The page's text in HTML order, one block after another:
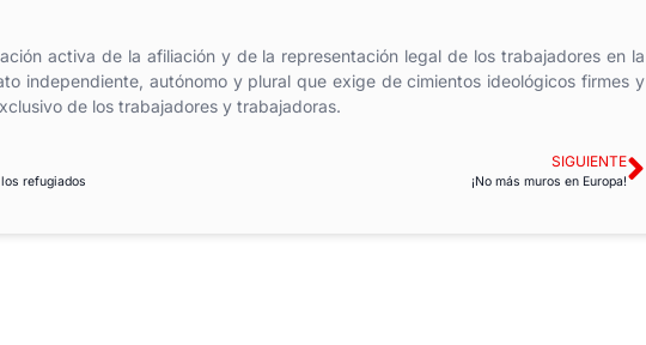
activa de la afiliación y de la representación legal de los trabajadores en la
independiente, autónomo y plural que exige de cimientos ideológicos firmes y
de los trabajadores y trabajadoras.
refugiados
SIGUIENTE
¡No más muros en Europa!